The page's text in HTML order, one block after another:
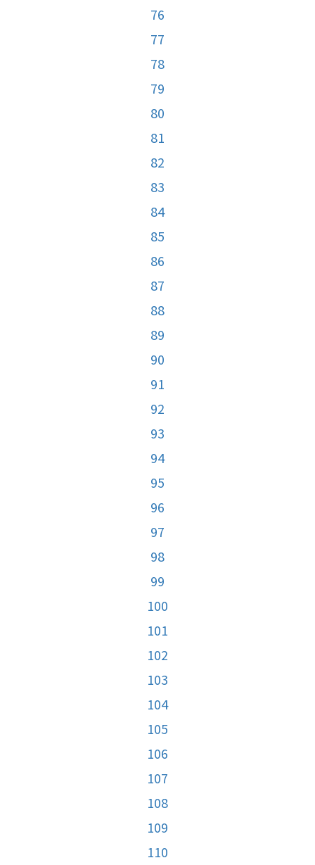
76
77
78
79
80
81
82
83
84
85
86
87
88
89
90
91
92
93
94
95
96
97
98
99
100
101
102
103
104
105
106
107
108
109
110